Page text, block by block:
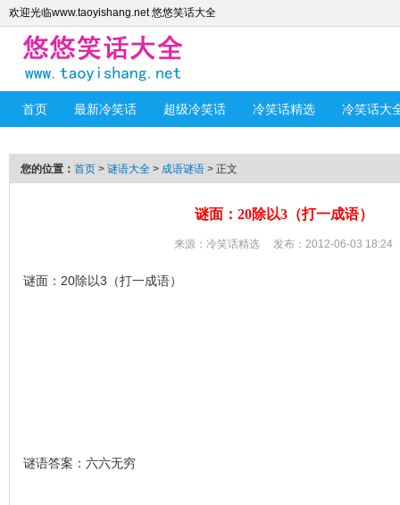
欢迎光临www.taoyishang.net 悠悠笑话大全
首页 最新冷笑话 超级冷笑话 冷笑话精选 冷笑话大
您的位置： 首页 > 谜语大全 > 成语谜语 > 正文
谜面：20除以3（打一成语）
来源： 冷笑话精选 发布：2012-06-03 18:24
谜面：20除以3（打一成语）
谜语答案：六六无穷